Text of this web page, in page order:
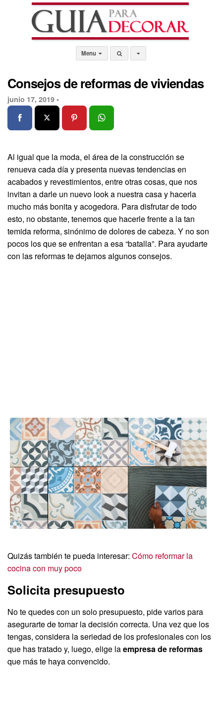
Menu
Consejos de reformas de viviendas
junio 17, 2019 •
Al igual que la moda, el área de la construcción se
renueva cada día y presenta nuevas tendencias en
acabados y revestimientos, entre otras cosas, que nos
invitan a darle un nuevo look a nuestra casa y hacerla
mucho más bonita y acogedora. Para disfrutar de todo
esto, no obstante, tenemos que hacerle frente a la tan
temida reforma, sinónimo de dolores de cabeza. Y no son
pocos los que se enfrentan a esa “batalla”. Para ayudarte
con las reformas te dejamos algunos consejos.
Quizás también te pueda interesar: Cómo reformar la
cocina con muy poco
Solicita presupuesto
No te quedes con un solo presupuesto, pide varios para
asegurarte de tomar la decisión correcta. Una vez que los
tengas, considera la seriedad de los profesionales con los
que has tratado y, luego, elige laempresa de reformas
que más te haya convencido.